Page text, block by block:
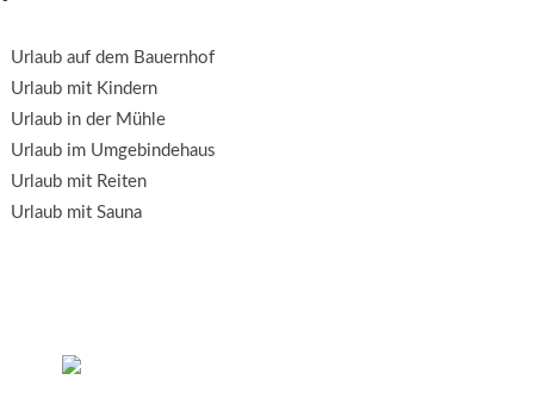
Urlaub auf dem Bauernhof
Urlaub mit Kindern
Urlaub in der Mühle
Urlaub im Umgebindehaus
Urlaub mit Reiten
Urlaub mit Sauna